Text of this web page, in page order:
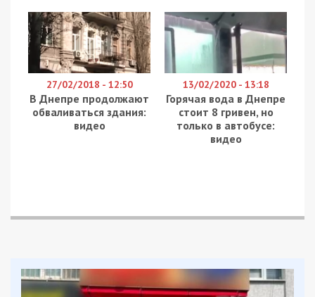
20 до 100 тисяч гривень.
Потім злодії переказували гроші на власні
банківські реквізити або знімали у банкоматах.
Під час обшуків за адресами проживання
фігурантів виявлено чорнові записи та мобільні
телефони із доказами оборудки. Також було
вилучено десятки банківських карток, через які
зловмисники знімали отримані злочинним
організатора оборудки, який переховується на
підозру за двома статтями Кримінального
кодексу України: